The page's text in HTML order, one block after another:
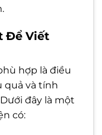
Để Viết
hợp là điều
quả và tính
đây là một
có: